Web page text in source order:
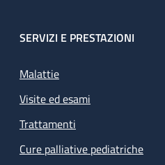
SERVIZI E PRESTAZIONI
Malattie
Visite ed esami
Trattamenti
Cure palliative pediatriche